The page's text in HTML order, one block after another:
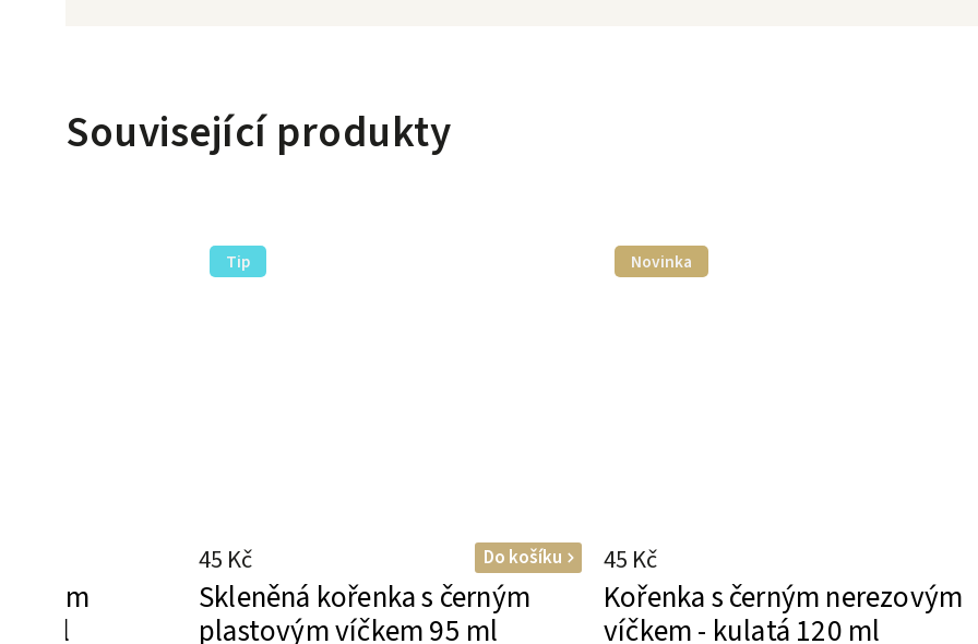
Související produkty
ml
Tip
Skleněná kořenka s černým
plastovým víčkem 95 ml
45 Kč Do košíku
Novinka
Kořenka s černým nerezovým
víčkem - kulatá 120 ml
45 Kč